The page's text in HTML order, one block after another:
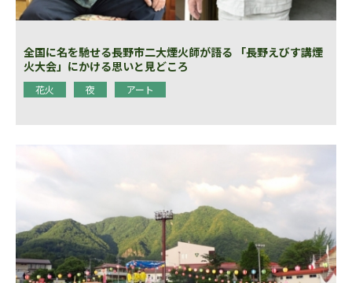
全国に名を馳せる長野市二大煙火師が語る 「長野えびす講煙
火大会」にかける思いと見どころ
花火 夜 アート